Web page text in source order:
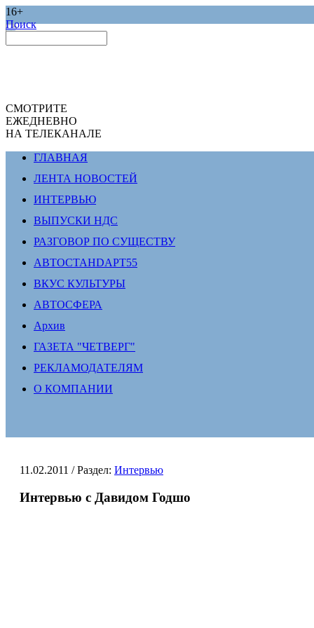
16+
Поиск
СМОТРИТЕ
ЕЖЕДНЕВНО
НА ТЕЛЕКАНАЛЕ
ГЛАВНАЯ
ЛЕНТА НОВОСТЕЙ
ИНТЕРВЬЮ
ВЫПУСКИ НДС
РАЗГОВОР ПО СУЩЕСТВУ
АВТОСТАНDАРТ55
ВКУС КУЛЬТУРЫ
АВТОСФЕРА
Архив
ГАЗЕТА "ЧЕТВЕРГ"
РЕКЛАМОДАТЕЛЯМ
О КОМПАНИИ
11.02.2011 / Раздел: Интервью
Интервью с Давидом Годшо